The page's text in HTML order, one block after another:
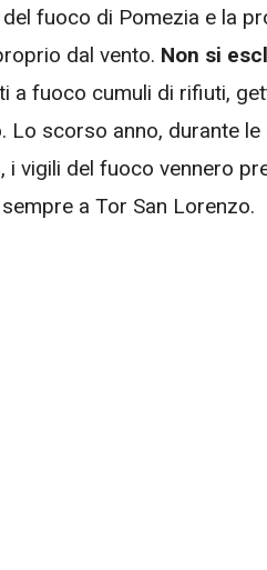
fuoco di Pomezia e la
dal vento. Non si
a fuoco cumuli di rifiuti,
scorso anno, durante
i vigili del fuoco vennero
a Tor San Lorenzo.